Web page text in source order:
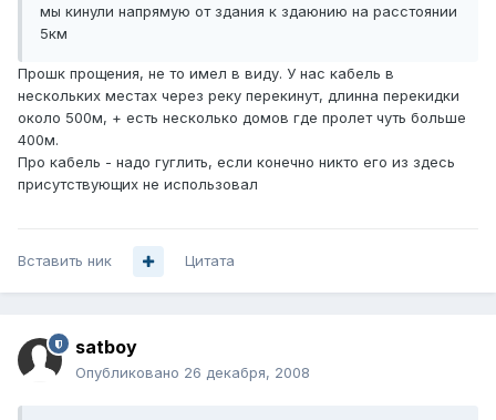
мы кинули напрямую от здания к здаюнию на расстоянии
5км
Прошк прощения, не то имел в виду. У нас кабель в
нескольких местах через реку перекинут, длинна перекидки
около 500м, + есть несколько домов где пролет чуть больше
400м.
Про кабель - надо гуглить, если конечно никто его из здесь
присутствующих не использовал
Вставить ник Цитата
satboy
Опубликовано 26 декабря, 2008